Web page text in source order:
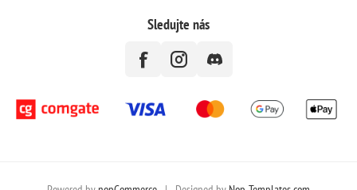
Sledujte nás